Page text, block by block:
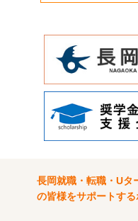
長岡就職・転職・Uタ
の皆様をサポートする